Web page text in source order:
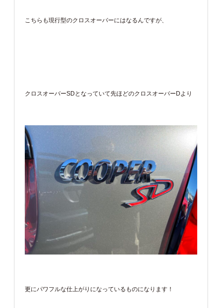
こちらも現行型のクロスオーバーにはなるんですが、
クロスオーバーSDとなっていて先ほどのクロスオーバーDより
更にパワフルな仕上がりになっているものになります！